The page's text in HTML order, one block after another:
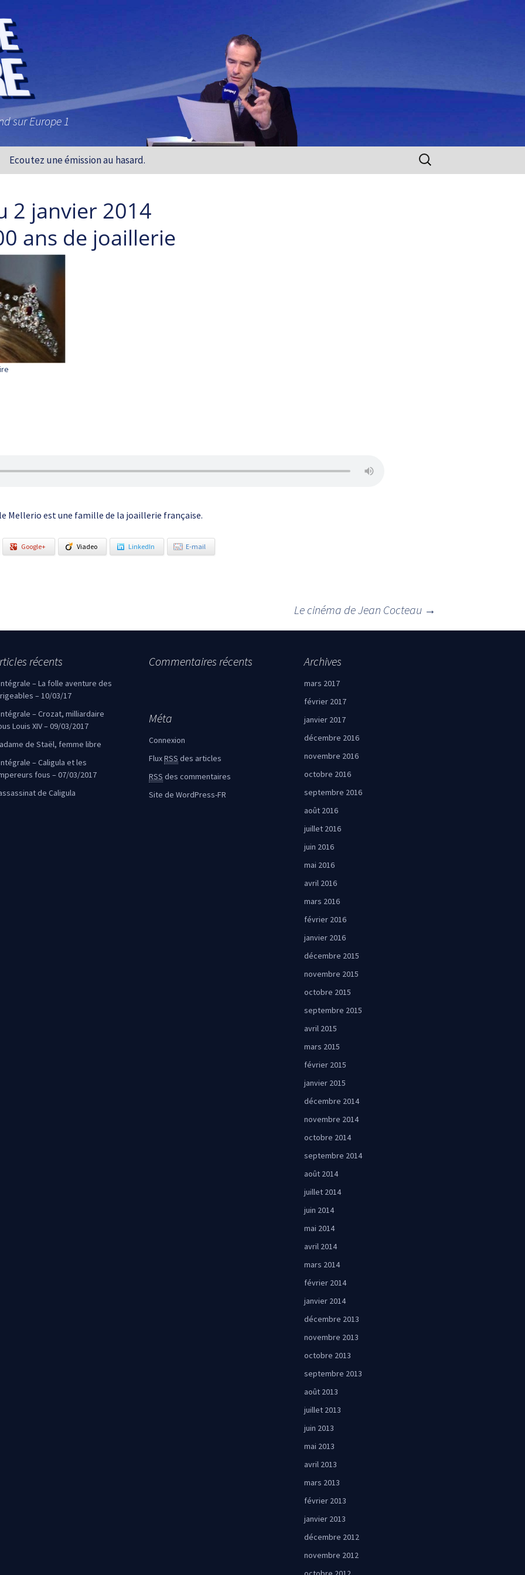
sur Europe 1
Ecoutez une émission au hasard. Rechercher :
2 janvier 2014
ans de joaillerie
Mellerio est une famille de la joaillerie française.
Google+ Viadeo LinkedIn E-mail
Le cinéma de Jean Cocteau →
récents
– La folle aventure des
– 10/03/17
– Crozat, milliardaire
Louis XIV – 09/03/2017
de Staël, femme libre
– Caligula et les
fous – 07/03/2017
de Caligula
Commentaires récents Archives
mars 2017
février 2017
janvier 2017
décembre 2016
novembre 2016
octobre 2016
septembre 2016
août 2016
juillet 2016
juin 2016
mai 2016
avril 2016
mars 2016
février 2016
janvier 2016
décembre 2015
novembre 2015
octobre 2015
septembre 2015
avril 2015
mars 2015
février 2015
janvier 2015
décembre 2014
novembre 2014
octobre 2014
septembre 2014
août 2014
juillet 2014
juin 2014
mai 2014
avril 2014
mars 2014
février 2014
janvier 2014
décembre 2013
novembre 2013
octobre 2013
septembre 2013
août 2013
juillet 2013
juin 2013
mai 2013
avril 2013
mars 2013
février 2013
janvier 2013
décembre 2012
novembre 2012
Méta
Connexion
FluxRSS des articles
RSS des commentaires
Site de WordPress-FR